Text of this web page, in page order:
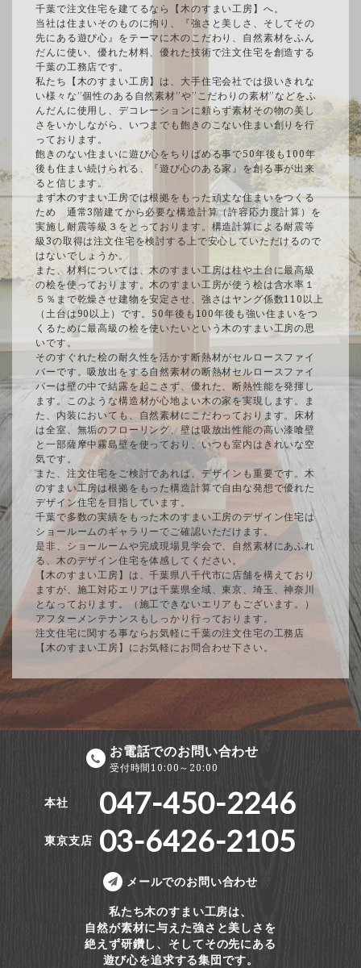
千葉で注文住宅を建てるなら【木のすまい工房】へ。
当社は住まいそのものに拘り、『強さと美しさ、そしてその
先にある遊び心』をテーマに木のこだわり、自然素材をふん
だんに使い、優れた材料、優れた技術で注文住宅を創造する
千葉の工務店です。
私たち【木のすまい工房】は、大手住宅会社では扱いきれな
い様々な”個性のある自然素材”や”こだわりの素材”などをふ
んだんに使用し、デコレーションに頼らず素材その物の美し
さをいかしながら、いつまでも飽きのこない住まい創りを行
っております。
飽きのない住まいに遊び心をちりばめる事で50年後も100年
後も住まい続けられる、『遊び心のある家』を創る事が出来
ると信じます。
まず木のすまい工房では根拠をもった頑丈な住まいをつくる
ため 通常3階建てから必要な構造計算（許容応力度計算）を
実施し耐震等級３をとっております。構造計算による耐震等
級3の取得は注文住宅を検討する上で安心していただけるので
はないでしょうか。
また、材料については、木のすまい工房は柱や土台に最高級
の桧を使っております。木のすまい工房が使う桧は含水率１
５％まで乾燥させ建物を安定させ、強さはヤング係数110以上
（土台は90以上）です。50年後も100年後も強い住まいをつ
くるために最高級の桧を使いたいという木のすまい工房の思
いです。
そのすぐれた桧の耐久性を活かす断熱材がセルロースファイ
バーです。吸放出をする自然素材の断熱材セルロースファイ
バーは壁の中で結露を起こさず、優れた、断熱性能を発揮し
ます。このような構造材が心地よい木の家を実現します。ま
た、内装においても、自然素材にこだわっております。床材
は全室、無垢のフローリング、壁は吸放出性能の高い漆喰壁
と一部薩摩中霧島壁を使っており、いつも室内はきれいな空
気です。
また、注文住宅をご検討であれば、デザインも重要です。木
のすまい工房は根拠をもった構造計算で自由な発想で優れた
デザイン住宅を目指しています。
千葉で多数の実績をもった木のすまい工房のデザイン住宅は
ショールームのギャラリーでご確認いただけます。
是非、ショールームや完成現場見学会で、自然素材にあふれ
る、木のデザイン住宅を体感してください。
【木のすまい工房】は、千葉県八千代市に店舗を構えており
ますが、施工対応エリアは千葉県全域、東京、埼玉、神奈川
となっております。（施工できないエリアもございます。）
アフターメンテナンスもしっかり行っております。
注文住宅に関する事ならお気軽に千葉の注文住宅の工務店
【木のすまい工房】にお気軽にお問合わせ下さい。
お電話でのお問い合わせ
受付時間10:00～20:00
本社 047-450-2246
東京支店 03-6426-2105
メールでのお問い合わせ
私たち木のすまい工房は、
自然が素材に与えた強さと美しさを
絶えず研鑽し、そしてその先にある
遊び心を追求する集団です。